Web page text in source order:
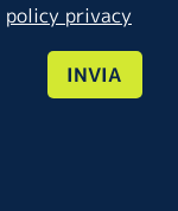
policy privacy
INVIA